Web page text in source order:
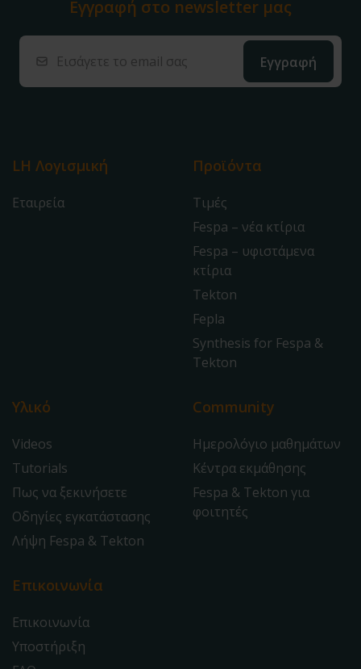
LH Λογισμική
Εταιρεία
Προϊόντα
Τιμές
Fespa – νέα κτίρια
Fespa – υφιστάμενα
κτίρια
Tekton
Fepla
Synthesis for Fespa &
Tekton
Υλικό
Videos
Tutorials
Πως να ξεκινήσετε
Οδηγίες εγκατάστασης
Λήψη Fespa & Tekton
Community
Ημερολόγιο μαθημάτων
Κέντρα εκμάθησης
Fespa & Tekton για
φοιτητές
Επικοινωνία
Επικοινωνία
Υποστήριξη
Εγγραφή στο newsletter μας